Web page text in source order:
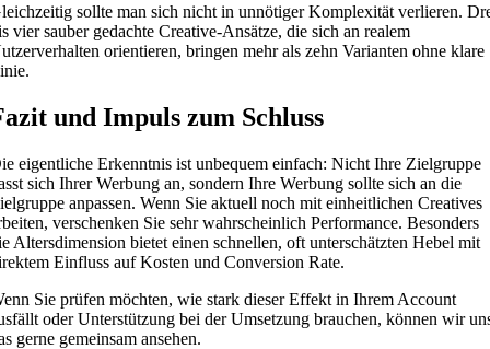
sollte man sich nicht in unnötiger Komplexität verlieren.
vier sauber gedachte Creative-Ansätze, die sich an realem
orientieren, bringen mehr als zehn Varianten ohne klare
und Impuls zum Schluss
eigentliche Erkenntnis ist unbequem einfach: Nicht Ihre Zielgruppe
sich Ihrer Werbung an, sondern Ihre Werbung sollte sich an die
anpassen. Wenn Sie aktuell noch mit einheitlichen Creatives
verschenken Sie sehr wahrscheinlich Performance. Besonders
Altersdimension bietet einen schnellen, oft unterschätzten Hebel mit
Einfluss auf Kosten und Conversion Rate.
Sie prüfen möchten, wie stark dieser Effekt in Ihrem Account
oder Unterstützung bei der Umsetzung brauchen, können wir
gerne gemeinsam ansehen.